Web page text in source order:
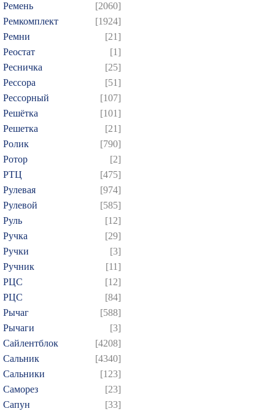
Ремень
[2060]
Ремкомплект
[1924]
Ремни
[21]
Реостат
[1]
Ресничка
[25]
Рессора
[51]
Рессорный
[107]
Решётка
[101]
Решетка
[21]
Ролик
[790]
Ротор
[2]
РТЦ
[475]
Рулевая
[974]
Рулевой
[585]
Руль
[12]
Ручка
[29]
Ручки
[3]
Ручник
[11]
РЦC
[12]
РЦС
[84]
Рычаг
[588]
Рычаги
[3]
Сайлентблок
[4208]
Сальник
[4340]
Сальники
[123]
Саморез
[23]
Сапун
[33]